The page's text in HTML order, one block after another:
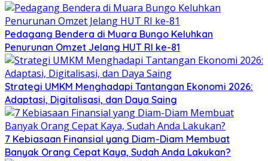
Pedagang Bendera di Muara Bungo Keluhkan
Penurunan Omzet Jelang HUT RI ke-81
Strategi UMKM Menghadapi Tantangan Ekonomi 2026:
Adaptasi, Digitalisasi, dan Daya Saing
7 Kebiasaan Finansial yang Diam-Diam Membuat
Banyak Orang Cepat Kaya, Sudah Anda Lakukan?